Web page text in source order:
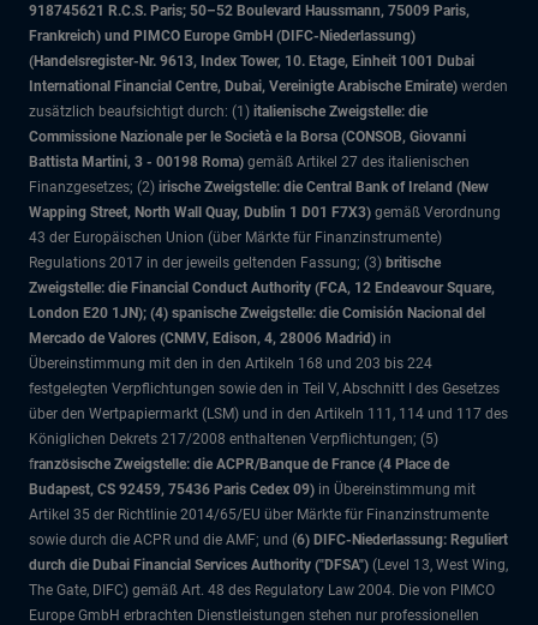
918745621 R.C.S. Paris; 50–52 Boulevard Haussmann, 75009 Paris,
Frankreich) und PIMCO Europe GmbH (DIFC-Niederlassung)
(Handelsregister-Nr. 9613, Index Tower, 10. Etage, Einheit 1001 Dubai
International Financial Centre, Dubai, Vereinigte Arabische Emirate) werden
zusätzlich beaufsichtigt durch: (1) italienische Zweigstelle: die
Commissione Nazionale per le Società e la Borsa (CONSOB, Giovanni
Battista Martini, 3 - 00198 Roma) gemäß Artikel 27 des italienischen
Finanzgesetzes; (2) irische Zweigstelle: die Central Bank of Ireland (New
Wapping Street, North Wall Quay, Dublin 1 D01 F7X3) gemäß Verordnung
43 der Europäischen Union (über Märkte für Finanzinstrumente)
Regulations 2017 in der jeweils geltenden Fassung; (3) britische
Zweigstelle: die Financial Conduct Authority (FCA, 12 Endeavour Square,
London E20 1JN); (4) spanische Zweigstelle: die Comisión Nacional del
Mercado de Valores (CNMV, Edison, 4, 28006 Madrid) in
Übereinstimmung mit den in den Artikeln 168 und 203 bis 224
festgelegten Verpflichtungen sowie den in Teil V, Abschnitt I des Gesetzes
über den Wertpapiermarkt (LSM) und in den Artikeln 111, 114 und 117 des
Königlichen Dekrets 217/2008 enthaltenen Verpflichtungen; (5)
französische Zweigstelle: die ACPR/Banque de France (4 Place de
Budapest, CS 92459, 75436 Paris Cedex 09) in Übereinstimmung mit
Artikel 35 der Richtlinie 2014/65/EU über Märkte für Finanzinstrumente
sowie durch die ACPR und die AMF; und (6) DIFC-Niederlassung: Reguliert
durch die Dubai Financial Services Authority ("DFSA") (Level 13, West Wing,
The Gate, DIFC) gemäß Art. 48 des Regulatory Law 2004. Die von PIMCO
Europe GmbH erbrachten Dienstleistungen stehen nur professionellen